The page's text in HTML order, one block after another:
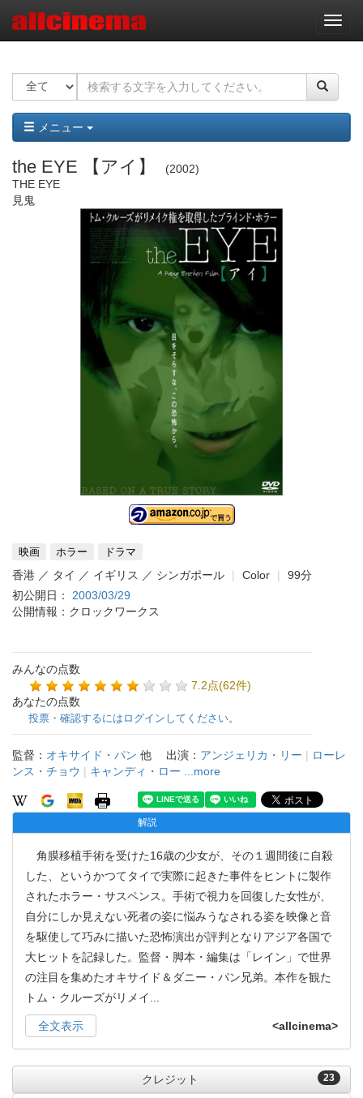
ナ
ビ
ー
ョ
ン
メニュー
the EYE 【アイ】
2002
THE EYE
見鬼
映画 ホラー ドラマ
香港 ／ タイ ／ イギリス ／ シンガポール Color
99分
初公開日： 2003/03/29
公開情報：クロックワークス
みんなの点数
7.2点(62件)
あなたの点数
投票・確認するにはログインしてください。
監督： オキサイド・パン 他 出演： アンジェリカ・リー | ローレ
ンス・チョウ | キャンディ・ロー ...more
解説
角膜移植手術を受けた16歳の少女が、その１週間後に自殺
した、というかつてタイで実際に起きた事件をヒントに製作
されたホラー・サスペンス。手術で視力を回復した女性が、
自分にしか見えない死者の姿に悩みうなされる姿を映像と音
を駆使して巧みに描いた恐怖演出が評判となりアジア各国で
大ヒットを記録した。監督・脚本・編集は「レイン」で世界
の注目を集めたオキサイド＆ダニー・パン兄弟。本作を観た
トム・クルーズがリメイ
全文表示 <allcinema>
23
クレジット